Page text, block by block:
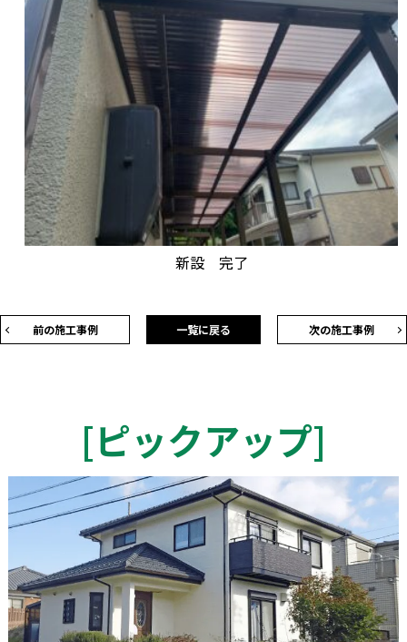
新設 完了
前の施工事例 次の施工事例
一覧に戻る
[ピックアップ]